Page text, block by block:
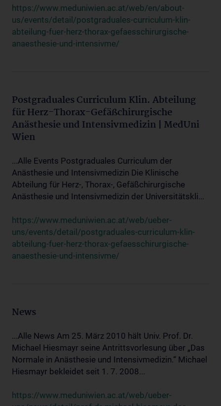
https://www.meduniwien.ac.at/web/en/about-
us/events/detail/postgraduales-curriculum-klin-
abteilung-fuer-herz-thorax-gefaesschirurgische-
anaesthesie-und-intensivme/
Postgraduales Curriculum Klin. Abteilung
für Herz-Thorax-Gefäßchirurgische
Anästhesie und Intensivmedizin | MedUni
Wien
...Alle Events Postgraduales Curriculum der
Anästhesie und Intensivmedizin Die Klinische
Abteilung für Herz-, Thorax-, Gefäßchirurgische
Anästhesie und Intensivmedizin der Universitätskli...
https://www.meduniwien.ac.at/web/ueber-
uns/events/detail/postgraduales-curriculum-klin-
abteilung-fuer-herz-thorax-gefaesschirurgische-
anaesthesie-und-intensivme/
News
...Alle News Am 25. März 2010 hält Univ. Prof. Dr.
Michael Hiesmayr seine Antrittsvorlesung über „Das
Normale in Anästhesie und Intensivmedizin.“ Michael
Hiesmayr bekleidet seit 1. 7. 2008...
https://www.meduniwien.ac.at/web/ueber-